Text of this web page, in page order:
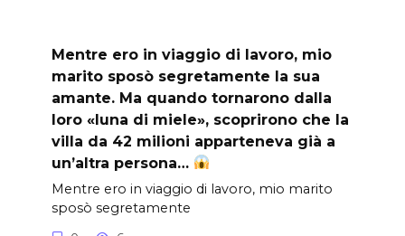
Mentre ero in viaggio di lavoro, mio
marito sposò segretamente la sua
amante. Ma quando tornarono dalla
loro «luna di miele», scoprirono che la
villa da 42 milioni apparteneva già a
un’altra persona…
Mentre ero in viaggio di lavoro, mio marito
sposò segretamente